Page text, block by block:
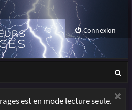
Connexion
est en mode lecture seule.